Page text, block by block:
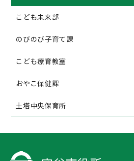
こども未来部
のびのび子育て課
こども療育教室
おやこ保健課
土塔中央保育所